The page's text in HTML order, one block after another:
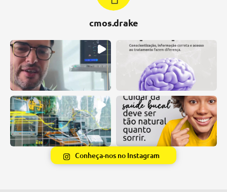
cmos.drake
Conheça-nos no Instagram